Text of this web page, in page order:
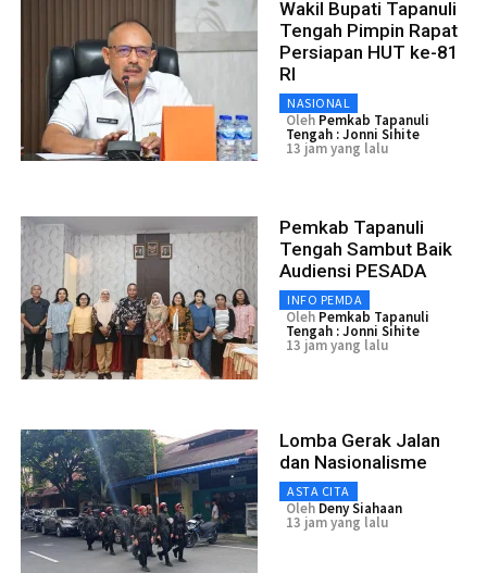
Wakil Bupati Tapanuli
Tengah Pimpin Rapat
Persiapan HUT ke-81
RI
NASIONAL
Oleh Pemkab Tapanuli
Tengah : Jonni Sihite
13 jam yang lalu
Pemkab Tapanuli
Tengah Sambut Baik
Audiensi PESADA
INFO PEMDA
Oleh Pemkab Tapanuli
Tengah : Jonni Sihite
13 jam yang lalu
Lomba Gerak Jalan
dan Nasionalisme
ASTA CITA
Oleh Deny Siahaan
13 jam yang lalu